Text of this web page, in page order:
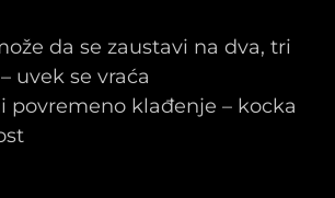
da se zaustavi na dva, tri
uvek se vraća
povremeno klađenje – kocka